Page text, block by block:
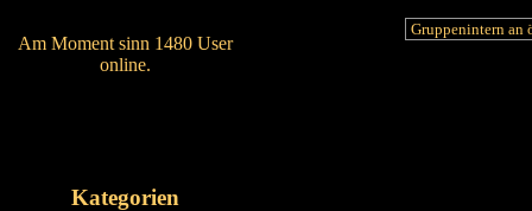
Am Moment sinn 1480 User
online.
Kategorien